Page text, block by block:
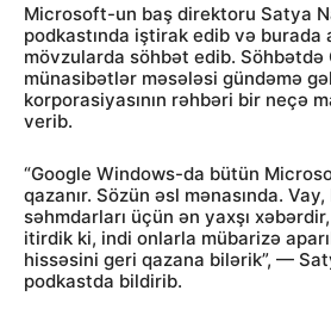
Microsoft-un baş direktoru Satya
podkastında iştirak edib və burada
mövzularda söhbət edib. Söhbətdə
münasibətlər məsələsi gündəmə
korporasiyasının rəhbəri bir neçə
verib.
“Google Windows-da bütün
qazanır. Sözün əsl mənasında.
səhmdarları üçün ən yaxşı
itirdik ki, indi onlarla mübarizə
hissəsini geri qazana bilərik”, —
podkastda bildirib.